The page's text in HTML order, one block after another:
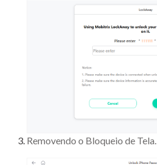
Removendo o Bloqueio de Tela.